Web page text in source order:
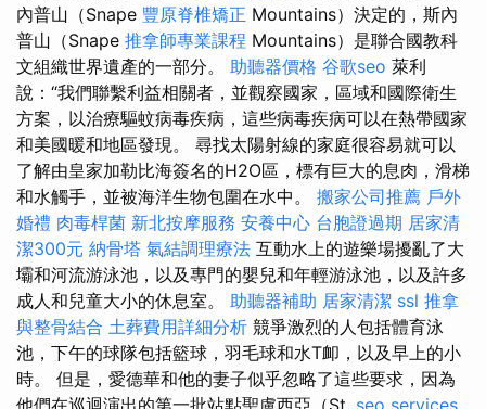
內普山（Snape 豐原脊椎矯正 Mountains）決定的，斯內
普山（Snape 推拿師專業課程 Mountains）是聯合國教科
文組織世界遺產的一部分。 助聽器價格 谷歌seo 萊利
說：“我們聯繫利益相關者，並觀察國家，區域和國際衛生
方案，以治療驅蚊病毒疾病，這些病毒疾病可以在熱帶國家
和美國暖和地區發現。 尋找太陽射線的家庭很容易就可以
了解由皇家加勒比海簽名的H2O區，標有巨大的息肉，滑梯
和水觸手，並被海洋生物包圍在水中。 搬家公司推薦 戶外
婚禮 肉毒桿菌 新北按摩服務 安養中心 台胞證過期 居家清
潔300元 納骨塔 氣結調理療法 互動水上的遊樂場擾亂了大
壩和河流游泳池，以及專門的嬰兒和年輕游泳池，以及許多
成人和兒童大小的休息室。 助聽器補助 居家清潔 ssl 推拿
與整骨結合 土葬費用詳細分析 競爭激烈的人包括體育泳
池，下午的球隊包括籃球，羽毛球和水T卹，以及早上的小
時。 但是，愛德華和他的妻子似乎忽略了這些要求，因為
他們在巡迴演出的第一批站點聖盧西亞（St. seo services